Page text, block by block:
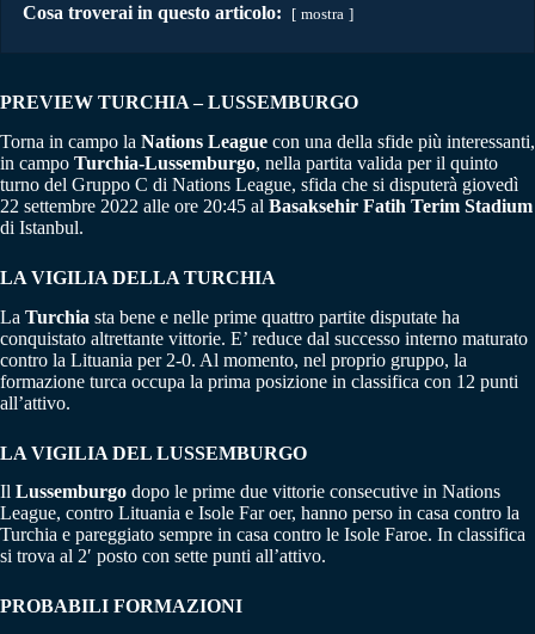
Cosa troverai in questo articolo: mostra
PREVIEW TURCHIA – LUSSEMBURGO
Torna in campo la Nations League con una della sfide più interessanti,
in campo Turchia-Lussemburgo, nella partita valida per il quinto
turno del Gruppo C di Nations League, sfida che si disputerà giovedì
22 settembre 2022 alle ore 20:45 al Basaksehir Fatih Terim Stadium
di Istanbul.
LA VIGILIA DELLA TURCHIA
La Turchia sta bene e nelle prime quattro partite disputate ha
conquistato altrettante vittorie. E’ reduce dal successo interno maturato
contro la Lituania per 2-0. Al momento, nel proprio gruppo, la
formazione turca occupa la prima posizione in classifica con 12 punti
all’attivo.
LA VIGILIA DEL LUSSEMBURGO
Il Lussemburgo dopo le prime due vittorie consecutive in Nations
League, contro Lituania e Isole Far oer, hanno perso in casa contro la
Turchia e pareggiato sempre in casa contro le Isole Faroe. In classifica
si trova al 2′ posto con sette punti all’attivo.
PROBABILI FORMAZIONI